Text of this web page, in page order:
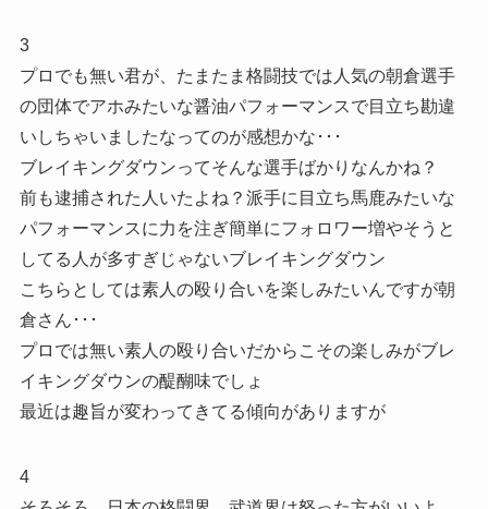
3
プロでも無い君が、たまたま格闘技では人気の朝倉選手
の団体でアホみたいな醤油パフォーマンスで目立ち勘違
いしちゃいましたなってのが感想かな･･･
ブレイキングダウンってそんな選手ばかりなんかね？
前も逮捕された人いたよね？派手に目立ち馬鹿みたいな
パフォーマンスに力を注ぎ簡単にフォロワー増やそうと
してる人が多すぎじゃないブレイキングダウン
こちらとしては素人の殴り合いを楽しみたいんですが朝
倉さん･･･
プロでは無い素人の殴り合いだからこその楽しみがブレ
イキングダウンの醍醐味でしょ
最近は趣旨が変わってきてる傾向がありますが
4